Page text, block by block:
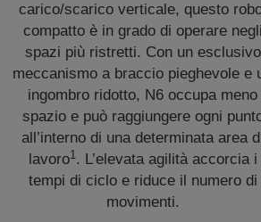
carico/scarico verticale, questo
compatto è in grado di operare
spazi più ristretti. Con un esclusivo
meccanismo a braccio pieghevole e
ingombro ridotto, N6 occupa meno
spazio e può raggiungere ogni
all’interno di una determinata area
lavoro1. L’elevata agilità accorcia i
tempi di ciclo e riduce il numero di
movimenti.